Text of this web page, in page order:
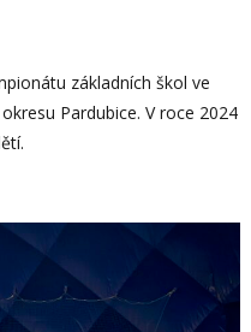
základních škol ve
Pardubice. V roce 2024